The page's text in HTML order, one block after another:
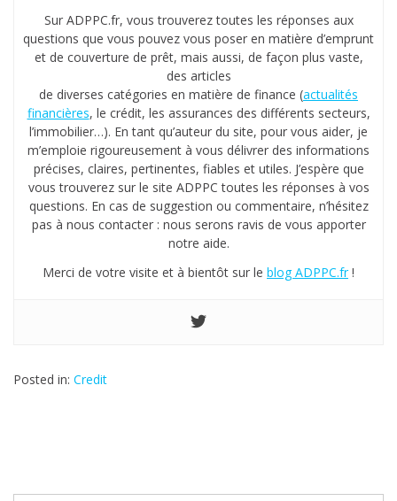
Sur ADPPC.fr, vous trouverez toutes les réponses aux
questions que vous pouvez vous poser en matière d’emprunt
et de couverture de prêt, mais aussi, de façon plus vaste,
des articles
de diverses catégories en matière de finance (actualités
financières, le crédit, les assurances des différents secteurs,
l’immobilier…). En tant qu’auteur du site, pour vous aider, je
m’emploie rigoureusement à vous délivrer des informations
précises, claires, pertinentes, fiables et utiles. J’espère que
vous trouverez sur le site ADPPC toutes les réponses à vos
questions. En cas de suggestion ou commentaire, n’hésitez
pas à nous contacter : nous serons ravis de vous apporter
notre aide.
Merci de votre visite et à bientôt sur le blog ADPPC.fr!
Posted in: Credit